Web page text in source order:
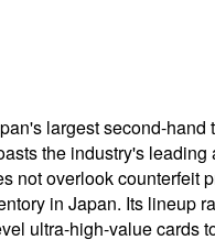
largest second-hand
the industry's leading
not overlook counterfeit
in Japan. Its lineup
ultra-high-value cards